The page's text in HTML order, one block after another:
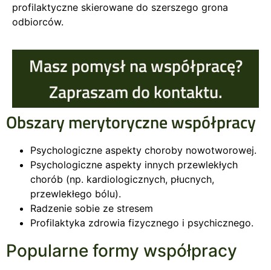
profilaktyczne skierowane do szerszego grona
odbiorców.
Masz pomysł na współpracę?
Zapraszam do kontaktu.
Obszary merytoryczne współpracy
Psychologiczne aspekty choroby nowotworowej.
Psychologiczne aspekty innych przewlekłych
chorób (np. kardiologicznych, płucnych,
przewlekłego bólu).
Radzenie sobie ze stresem
Profilaktyka zdrowia fizycznego i psychicznego.
Popularne formy współpracy